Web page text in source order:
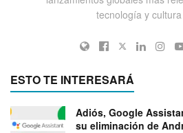
tecnología y
ESTO TE INTERESARÁ
Adiós, Google
su eliminación de